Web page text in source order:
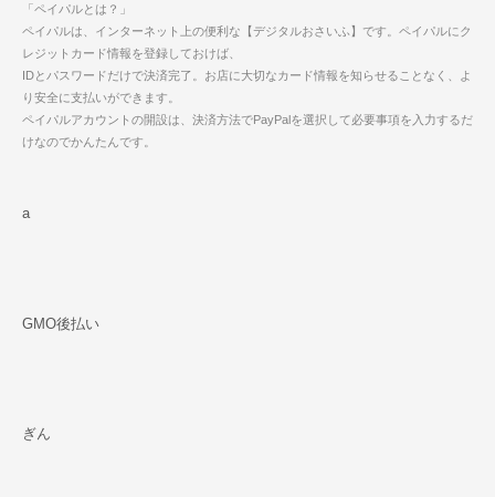
「ペイパルとは？」
ペイパルは、インターネット上の便利な【デジタルおさいふ】です。ペイパルにク
レジットカード情報を登録しておけば、
IDとパスワードだけで決済完了。お店に大切なカード情報を知らせることなく、よ
り安全に支払いができます。
ペイパルアカウントの開設は、決済方法でPayPalを選択して必要事項を入力するだ
けなのでかんたんです。
a
GMO後払い
ぎん